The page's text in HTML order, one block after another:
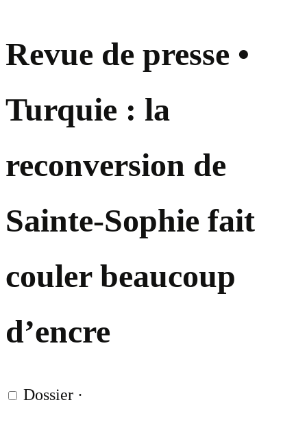
Revue de presse •
Turquie : la
reconversion de
Sainte-Sophie fait
couler beaucoup
d’encre
Dossier ·